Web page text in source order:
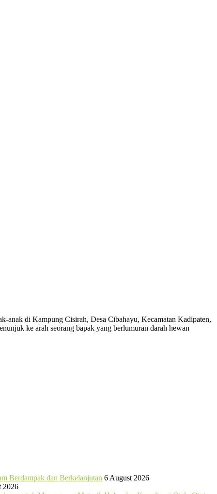
anak di Kampung Cisirah, Desa Cibahayu, Kecamatan Kadipaten,
ke arah seorang bapak yang berlumuran darah hewan
Berdampak dan Berkelanjutan 6 August 2026
2026